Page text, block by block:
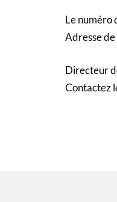
Le numéro
Adresse
Directeur
Contactez